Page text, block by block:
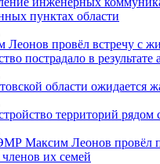
пунктах области
Леонов провёл встречу с
пострадало в
области ожидается
территорий рядом
Максим Леонов провёл
их семей